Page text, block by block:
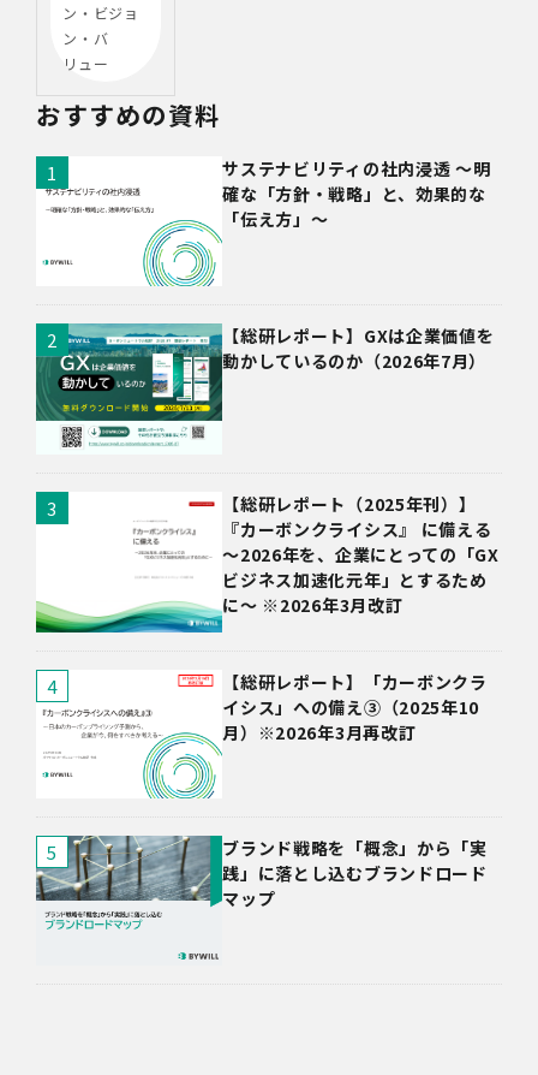
ン・ビジョ
ン・バ
リュー
おすすめの資料
サステナビリティの社内浸透 〜明
確な「方針・戦略」と、効果的な
「伝え方」〜
【総研レポート】GXは企業価値を
動かしているのか（2026年7月）
【総研レポート（2025年刊）】
『カーボンクライシス』 に備える
～2026年を、企業にとっての「GX
ビジネス加速化元年」とするため
に～ ※2026年3月改訂
【総研レポート】「カーボンクラ
イシス」への備え③（2025年10
月）※2026年3月再改訂
ブランド戦略を「概念」から「実
践」に落とし込むブランドロード
マップ